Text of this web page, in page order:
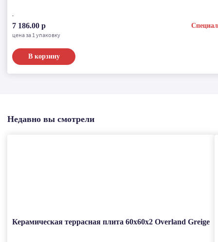
7 186.00 р
цена за 1 упаковку
В корзину
Недавно вы смотрели
Керамическая террасная плита 60x60x2 Overland Greige